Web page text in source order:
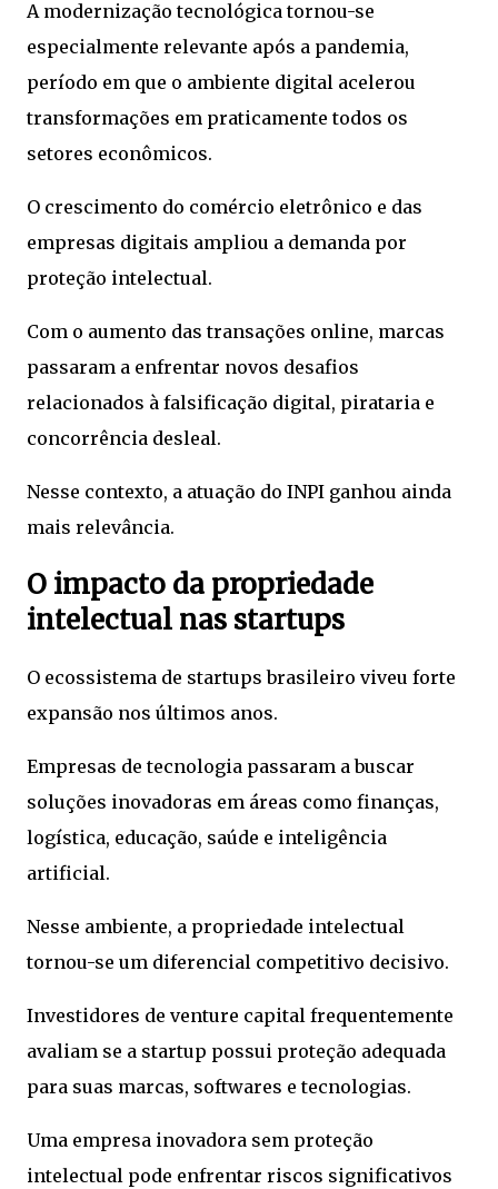
A modernização tecnológica tornou-se
especialmente relevante após a pandemia,
período em que o ambiente digital acelerou
transformações em praticamente todos os
setores econômicos.
O crescimento do comércio eletrônico e das
empresas digitais ampliou a demanda por
proteção intelectual.
Com o aumento das transações online, marcas
passaram a enfrentar novos desafios
relacionados à falsificação digital, pirataria e
concorrência desleal.
Nesse contexto, a atuação do INPI ganhou ainda
mais relevância.
O impacto da propriedade
intelectual nas startups
O ecossistema de startups brasileiro viveu forte
expansão nos últimos anos.
Empresas de tecnologia passaram a buscar
soluções inovadoras em áreas como finanças,
logística, educação, saúde e inteligência
artificial.
Nesse ambiente, a propriedade intelectual
tornou-se um diferencial competitivo decisivo.
Investidores de venture capital frequentemente
avaliam se a startup possui proteção adequada
para suas marcas, softwares e tecnologias.
Uma empresa inovadora sem proteção
intelectual pode enfrentar riscos significativos